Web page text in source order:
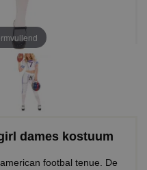
dames kostuum
footbal tenue. De